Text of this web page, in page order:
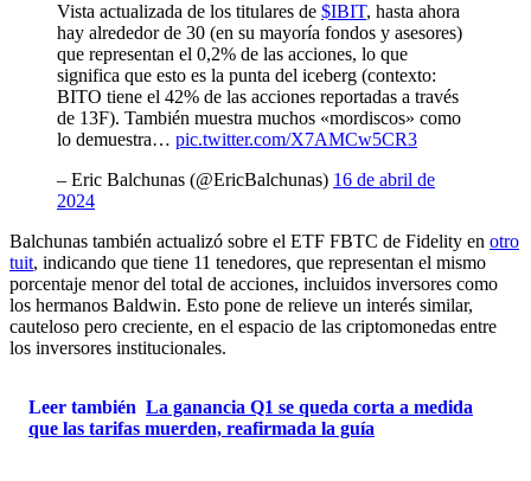
Vista actualizada de los titulares de $IBIT, hasta ahora
hay alrededor de 30 (en su mayoría fondos y asesores)
que representan el 0,2% de las acciones, lo que
significa que esto es la punta del iceberg (contexto:
BITO tiene el 42% de las acciones reportadas a través
de 13F). También muestra muchos «mordiscos» como
lo demuestra… pic.twitter.com/X7AMCw5CR3
– Eric Balchunas (@EricBalchunas) 16 de abril de
2024
Balchunas también actualizó sobre el ETF FBTC de Fidelity en otro
tuit, indicando que tiene 11 tenedores, que representan el mismo
porcentaje menor del total de acciones, incluidos inversores como
los hermanos Baldwin. Esto pone de relieve un interés similar,
cauteloso pero creciente, en el espacio de las criptomonedas entre
los inversores institucionales.
Leer también La ganancia Q1 se queda corta a medida
que las tarifas muerden, reafirmada la guía